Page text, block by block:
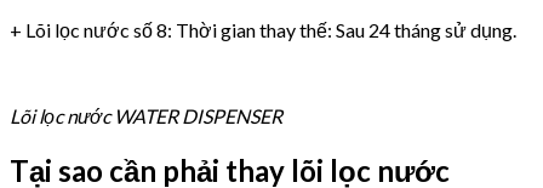
+ Lõi lọc nước số 8: Thời gian thay thế: Sau 24 tháng sử dụng.
Lõi lọc nước WATER DISPENSER
Tại sao cần phải thay lõi lọc nước